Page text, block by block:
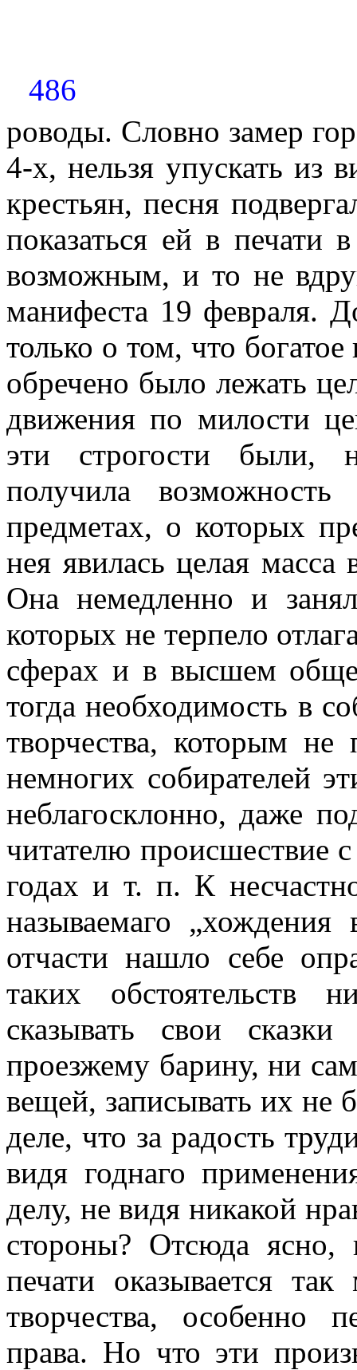
486
роводы. Словно замер
4-х, нельзя упускать из
крестьян, песня
показаться ей в печати
возможным, и то не
манифеста 19 февраля.
только о том, что
обречено было лежать
движения по милости
эти строгости были,
получила
предметах, о которых
нея явилась целая
Она немедленно и
которых не терпело
сферах и в высшем
тогда необходимость в
творчества, которым
немногих собирателей
неблагосклонно, даже
читателю происшествие
годах и т. п. К
называемаго
отчасти нашло себе
таких обстоятельств
сказывать свои
проезжему барину, ни
вещей, записывать их не
деле, что за радость
видя годнаго
делу, не видя никакой
стороны? Отсюда
печати оказывается
творчества, особенно
права. Но что эти